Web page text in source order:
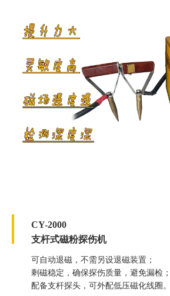
CY-2000
支杆式磁粉探伤机
可自动退磁，不需另设退磁装置；
剩磁稳定，确保探伤质量，避免漏检；
配备支杆探头，可外配低压磁化线圈。